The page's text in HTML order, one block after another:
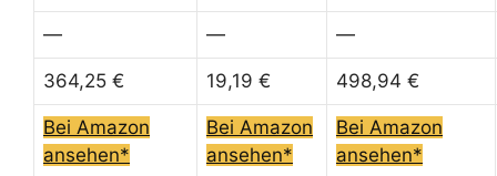
— — —
364,25 € 19,19 € 498,94 €
Bei Amazon
ansehen*
Bei Amazon
ansehen*
Bei Amazon
ansehen*